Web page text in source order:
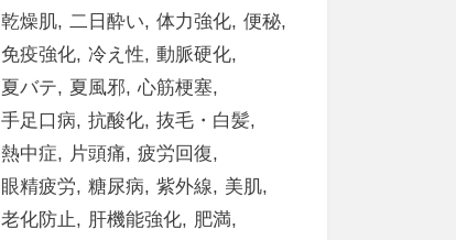
乾燥肌 二日酔い 体力強化 便秘
免疫強化 冷え性
動脈硬化
夏バテ
夏風邪
心筋梗塞
手足口病
抗酸化 抜毛・白髪
熱中症
片頭痛
疲労回復
眼精疲労
糖尿病 紫外線
美肌
老化防止
肝機能強化
肥満